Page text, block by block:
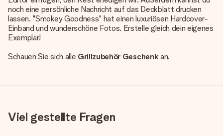
noch eine persönliche Nachricht auf das Deckblatt drucken
lassen. "Smokey Goodness" hat einen luxuriösen Hardcover-
Einband und wunderschöne Fotos. Erstelle gleich dein eigenes
Exemplar!
Schauen Sie sich alle Grillzubehör Geschenk an.
Viel gestellte Fragen